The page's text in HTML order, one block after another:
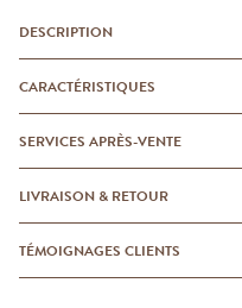
DESCRIPTION
CARACTÉRISTIQUES
SERVICES APRÈS-VENTE
LIVRAISON & RETOUR
TÉMOIGNAGES CLIENTS